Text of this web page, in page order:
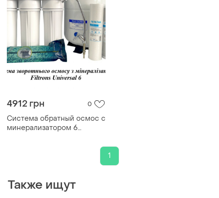
4912 грн 0
Система обратный осмос с
минерализатором 6
1
Также ищут